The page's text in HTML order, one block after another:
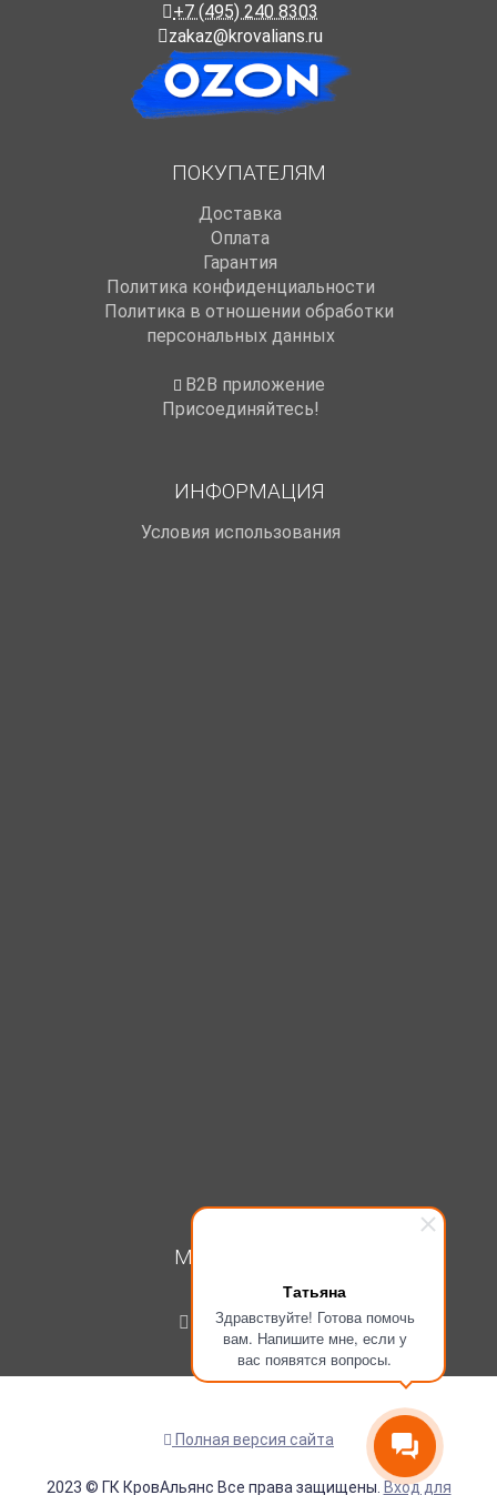
Татьяна
Здравствуйте! Готова помочь
вам. Напишите мне, если у
вас появятся вопросы.
+7 (495) 240 8303
zakaz@krovalians.ru
ПОКУПАТЕЛЯМ
Доставка
Оплата
Гарантия
Политика конфиденциальности
Политика в отношении обработки
персональных данных
B2B приложение
Присоединяйтесь!
ИНФОРМАЦИЯ
Условия использования
МОЙ КАБИНЕТ
Регистрация
Полная версия сайта
2023 © ГК КровАльянс Все права защищены. Вход для